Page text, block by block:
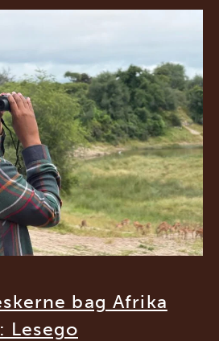
bag Afrika
Lesego